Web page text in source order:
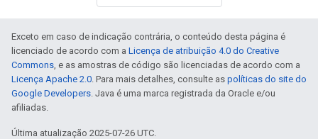
Exceto em caso de indicação contrária, o conteúdo desta página é
licenciado de acordo com a Licença de atribuição 4.0 do Creative
Commons, e as amostras de código são licenciadas de acordo com a
Licença Apache 2.0. Para mais detalhes, consulte as políticas do site do
Google Developers. Java é uma marca registrada da Oracle e/ou
afiliadas.
Última atualização 2025-07-26 UTC.